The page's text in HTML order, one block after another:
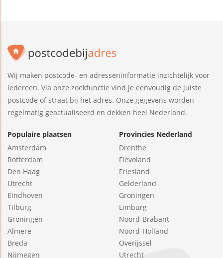
Wij maken postcode- en adresseninformatie inzichtelijk voor
iedereen. Via onze zoekfunctie vind je eenvoudig de juiste
postcode of straat bij het adres. Onze gegevens worden
regelmatig geactualiseerd en dekken heel Nederland.
Populaire plaatsen
Amsterdam
Rotterdam
Den Haag
Utrecht
Eindhoven
Tilburg
Groningen
Almere
Breda
Nijmegen
Provincies Nederland
Drenthe
Flevoland
Friesland
Gelderland
Groningen
Limburg
Noord-Brabant
Noord-Holland
Overijssel
Utrecht